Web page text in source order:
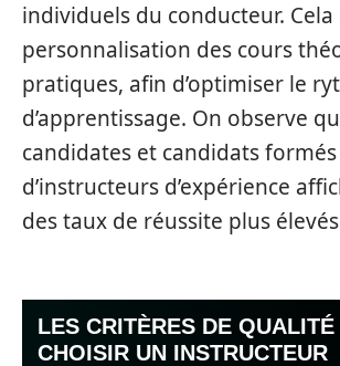
individuels du conducteur.
personnalisation des cours
pratiques, afin d’optimiser le
d’apprentissage. On observe
candidates et candidats formés
d’instructeurs d’expérience
des taux de réussite plus
LES CRITÈRES DE QUALITÉ
CHOISIR UN INSTRUCTEUR